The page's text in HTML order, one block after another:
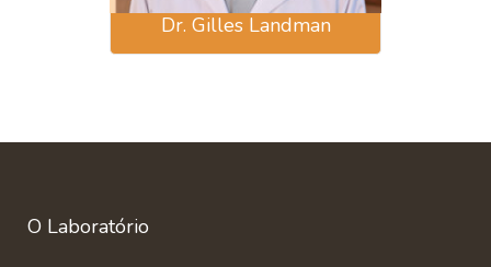
Dr. Gilles Landman
O Laboratório